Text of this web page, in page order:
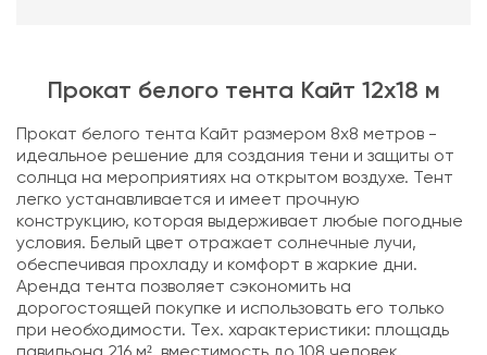
Прокат белого тента Кайт 12x18 м
Прокат белого тента Кайт размером 8x8 метров -
идеальное решение для создания тени и защиты от
солнца на мероприятиях на открытом воздухе. Тент
легко устанавливается и имеет прочную
конструкцию, которая выдерживает любые погодные
условия. Белый цвет отражает солнечные лучи,
обеспечивая прохладу и комфорт в жаркие дни.
Аренда тента позволяет сэкономить на
дорогостоящей покупке и использовать его только
при необходимости. Тех. характеристики: площадь